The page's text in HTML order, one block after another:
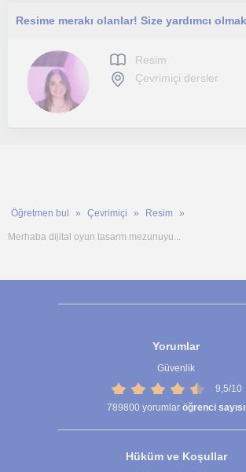
Resim
Çevrimiçi dersler
Öğretmen bul Çevrimiçi Resim
Merhaba dijital oyun tasarm mezunuyu...
Yorumlar
Güvenlik
9,5/10
789800 yorumlar öğrenci sayısı
Hüküm ve Koşullar